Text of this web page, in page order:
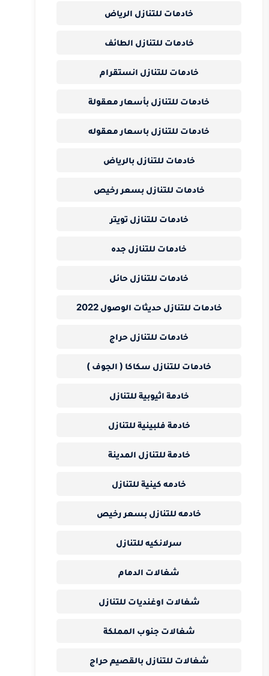
خادمات للتنازل الرياض
خادمات للتنازل الطائف
خادمات للتنازل انستقرام
خادمات للتنازل بأسعار معقولة
خادمات للتنازل باسعار معقوله
خادمات للتنازل بالرياض
خادمات للتنازل بسعر رخيص
خادمات للتنازل تويتر
خادمات للتنازل جده
خادمات للتنازل حائل
خادمات للتنازل حديثات الوصول 2022
خادمات للتنازل حراج
خادمات للتنازل سكاكا ( الجوف )
خادمة اثيوبية للتنازل
خادمة فلبينية للتنازل
خادمة للتنازل المدينة
خادمه كينية للتنازل
خادمه للتنازل بسعر رخيص
سرلانكيه للتنازل
شغالات الدمام
شغالات اوغنديات للتنازل
شغالات جنوب المملكة
شغالات للتنازل بالقصيم حراج